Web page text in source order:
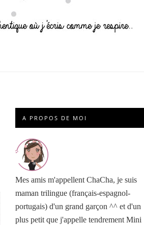
A PROPOS DE MOI
Mes amis m'appellent ChaCha, je suis
maman trilingue (français-espagnol-
portugais) d'un grand garçon ^^ et d'un
plus petit que j'appelle tendrement Mini